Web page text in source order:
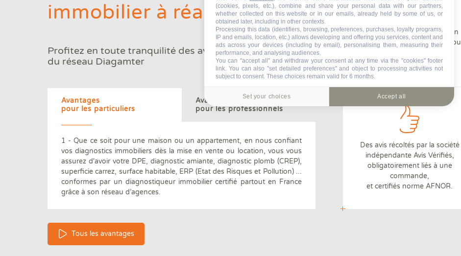
immobilier à réaliser ?
Profitez en toute tranquilité des avantages
du réseau Diagamter
Avantages
pour les particuliers
1 - Que ce soit pour une maison ou un appartement, en nous confiant
vos diagnostics immobiliers dès la mise en vente ou location, vous vous
assurez d'avoir votre DPE, diagnostic amiante, diagnostic plomb (CREP),
superficie carrez, surface habitable, ERP (Etat des Risques et Pollution) ...
conformes par un diagnostiqueur immobilier certifié partout en France
grâce à son réseau d’agences.
Avantages
pour les professionnels
nous font confiance
Un réseau de
170 agences en France
97.7 % de clients satisfaits
par nos diagnostics immobiliers
Diagnostiqueurs certifiés
par un organisme indépendant
Livraison de plans 2D / 3D en
ligne permettant de revisiter ou
Des avis récoltés par la société
indépendante Avis Vérifiés,
obligatoirement liés à une
commande,
et certifiés norme AFNOR.
Tous les avantages
(cookies, pixels, etc.), combine and share your personal data with our partners,
whether collected on this website or in our emails, already held by some of us, or
obtained later, including in other contexts.
Processing this data (identifiers, browsing, preferences, purchases, loyalty programs,
IP and emails, location, etc.) allows developing and offering you services, content and
ads across your devices (including by email), personalising them, measuring their
performance, and analysing audiences.
You can "accept all" and withdraw your consent at any time via the "cookies" footer
link. You can also "set detailed preferences" and object to processing activities not
subject to consent. These choices remain valid for 6 months.
Set your choices Accept all